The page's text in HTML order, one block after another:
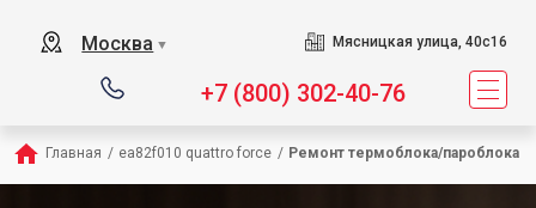
Москва ▼ Мясницкая улица, 40с16
+7 (800) 302-40-76
Главная / ea82f010 quattro force / Ремонт термоблока/пароблока